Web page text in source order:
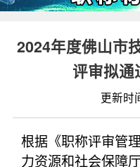
2024年度佛山市
评审拟通
更新时
根据《职称评审管
力资源和社会保障